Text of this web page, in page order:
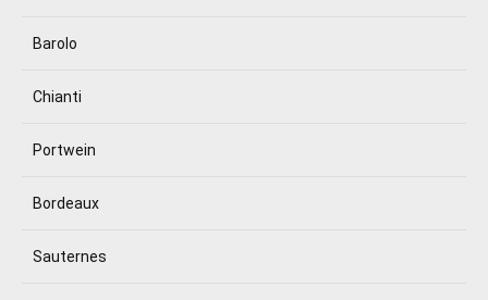
Barolo
Chianti
Portwein
Bordeaux
Sauternes